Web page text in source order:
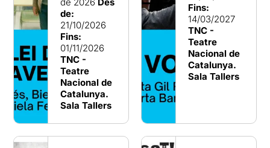
de:
21/10/2026
Fins:
01/11/2026
TNC -
Teatre
Nacional de
Catalunya.
Sala Tallers
Fins:
14/03/2027
TNC -
Teatre
Nacional de
Catalunya.
Sala Tallers